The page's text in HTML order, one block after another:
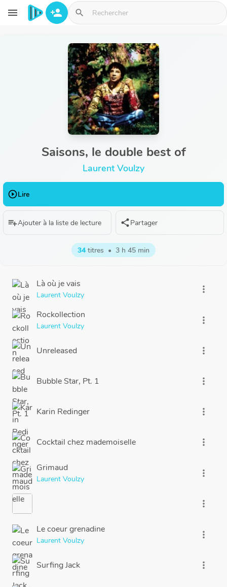
Aller au contenu principal
menu person_add search
Saisons, le double best of
Laurent Voulzy
play_circle_outlineLire
playlist_addAjouter à la liste de lecture sharePartager
34titres • 3 h 45 min
Là où je vais
Laurent Voulzy
more_vert
Rockollection
Laurent Voulzy
more_vert
Unreleased more_vert
Bubble Star, Pt. 1 more_vert
Karin Redinger more_vert
Cocktail chez mademoiselle more_vert
Grimaud
Laurent Voulzy
more_vert
more_vert
Le coeur grenadine
Laurent Voulzy
more_vert
Surfing Jack more_vert